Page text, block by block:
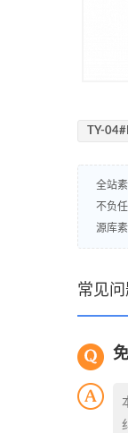
TY-
全站
不负任
源库
常见